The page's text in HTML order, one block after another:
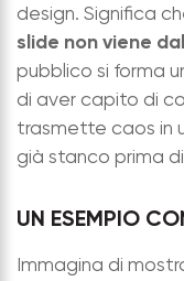
design. Significa
slide non viene
pubblico si forma
di aver capito di
trasmette caos in
già stanco prima
UN ESEMPIO
Immagina di